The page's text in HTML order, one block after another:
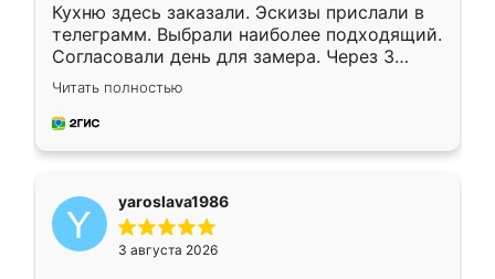
Кухню здесь заказали. Эскизы прислали в
телеграмм. Выбрали наиболее подходящий.
Согласовали день для замера. Через 3
недели кухня была уже готова. Остались
довольны работой. Спасибо Ренессанс
мебель за качественную работу!
Читать полностью
yaroslava1986
3 августа 2026